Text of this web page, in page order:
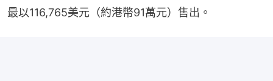
最以116,765美元（約港幣91萬元）售出。